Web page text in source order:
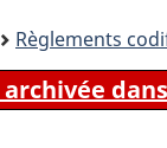
siteRèglements